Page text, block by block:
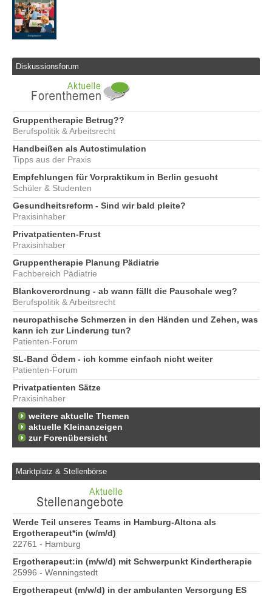
Diskussionsforum
Gruppentherapie Betrug??
Berufspolitik & Arbeitsrecht
Handbeißen als Autostimulation
Tipps aus der Praxis
Empfehlungen für Vorpraktikum in Berlin gesucht
Schüler & Studenten
Gesundheitsreform - Sind wir bald pleite?
Praxisinhaber
Privatpatienten-Frust
Praxisinhaber
Gruppentherapie Planung Pädiatrie
Fachbereich Pädiatrie
Blankoverordnung - ab wann fällt die Pauschale weg?
Berufspolitik & Arbeitsrecht
neuropathische Schmerzen in den Händen und Zehen, was
kann ich zur Linderung tun?
Patienten-Forum
SL-Band Ödem - ich komme einfach nicht weiter
Patienten-Forum
Privatpatienten Sätze
Praxisinhaber
weitere aktuelle Themen
aktuelle Kleinanzeigen
zur Forenübersicht
Marktplatz & Stellenbörse
Werde Teil unseres Teams in Hamburg-Altona als
Ergotherapeut*in (w/m/d)
22761 - Hamburg
Ergotherapeut:in (m/w/d) mit Schwerpunkt Kindertherapie
25996 - Wenningstedt
Ergotherapeut (m/w/d) in der ambulanten Versorgung ES